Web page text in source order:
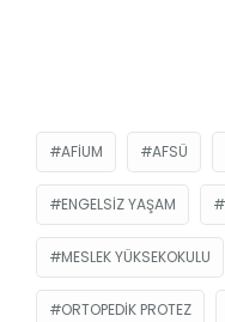
AFIUM AFSÜ
ENGELSIZ YAŞAM
MESLEK YÜKSEKOKULU
ORTOPEDIK PROTEZ